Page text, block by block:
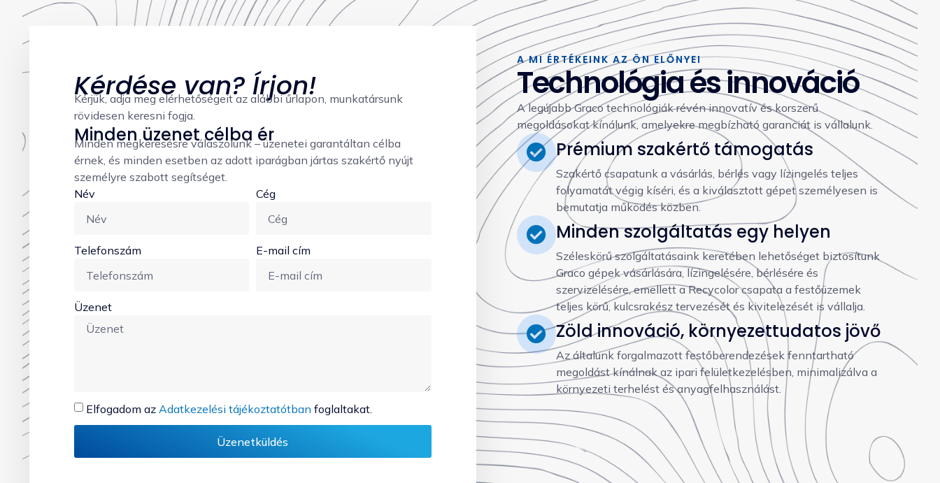
Kérdése van? Írjon!
Kérjük, adja meg elérhetőségeit az alábbi űrlapon, munkatársunk
rövidesen keresni fogja.
Minden üzenet célba ér
Minden megkeresésre válaszolunk – üzenetei garantáltan célba
érnek, és minden esetben az adott iparágban jártas szakértő nyújt
személyre szabott segítséget.
Név
Cég
Telefonszám E-mail cím
Üzenet
Elfogadom az Adatkezelési tájékoztatótban foglaltakat.
Üzenetküldés
A MI ÉRTÉKEINK AZ ÖN ELŐNYEI
Technológia és innováció
A legújabb Graco technológiák révén innovatív és korszerű
megoldásokat kínálunk, amelyekre megbízható garanciát is vállalunk.
Prémium szakértő támogatás
Szakértő csapatunk a vásárlás, bérlés vagy lízingelés teljes
folyamatát végig kíséri, és a kiválasztott gépet személyesen is
bemutatja működés közben.
Minden szolgáltatás egy helyen
Széleskörű szolgáltatásaink keretében lehetőséget biztosítunk
Graco gépek vásárlására, lízingelésére, bérlésére és
szervizelésére, emellett a Recycolor csapata a festőüzemek
teljes körű, kulcsrakész tervezését és kivitelezését is vállalja.
Zöld innováció, környezettudatos jövő
Az általunk forgalmazott festőberendezések fenntartható
megoldást kínálnak az ipari felületkezelésben, minimalizálva a
környezeti terhelést és anyagfelhasználást.